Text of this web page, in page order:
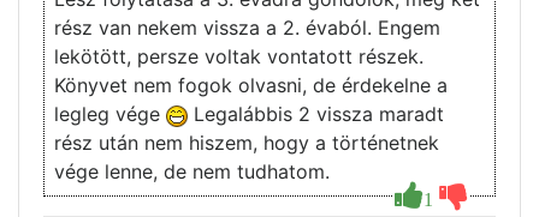
1
rész van nekem vissza a 2. évaból. Engem
lekötött, persze voltak vontatott részek.
Könyvet nem fogok olvasni, de érdekelne a
legleg vége
Legalábbis 2 vissza maradt
rész után nem hiszem, hogy a történetnek
vége lenne, de nem tudhatom.